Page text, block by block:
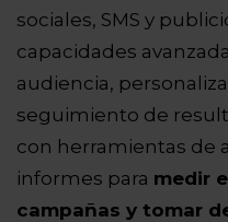
sociales, SMS y
capacidades
audiencia,
seguimiento de
con herramientas de
informes para medir
campañas y tomar